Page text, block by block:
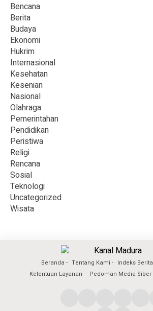
Bencana
Berita
Budaya
Ekonomi
Hukrim
Internasional
Kesehatan
Kesenian
Nasional
Olahraga
Pemerintahan
Pendidikan
Peristiwa
Religi
Rencana
Sosial
Teknologi
Uncategorized
Wisata
Beranda Tentang Kami Indeks Berita
Ketentuan Layanan
Pedoman Media Siber